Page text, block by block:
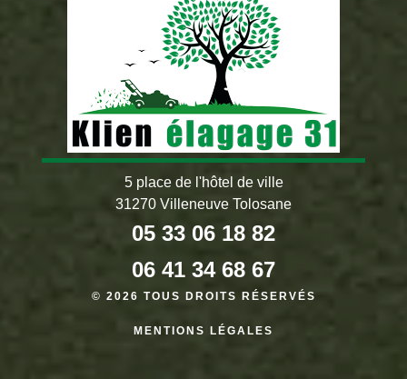
5 place de l'hôtel de ville
31270 Villeneuve Tolosane
05 33 06 18 82
06 41 34 68 67
© 2026 TOUS DROITS RÉSERVÉS
MENTIONS LÉGALES